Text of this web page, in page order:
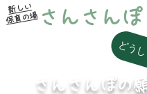
新しい
保育の場 さんさんぽ
さんさんぽの
どう